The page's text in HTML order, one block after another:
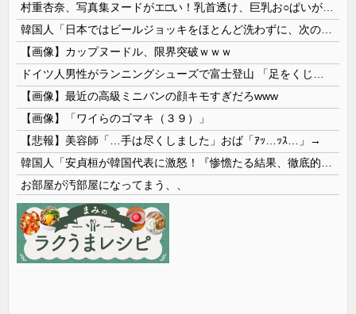
【画像】カップヌードル、限界突破ｗｗｗ
【画像】最近の高級ミニバンの顔キモすぎだろwww
【画像】「ワイらのゴマキ（３９）」
【悲報】美容師「…手は尽くしました」おば「ｱｯ…ｯｽ…」→
お部屋が汚部屋になってまう、、